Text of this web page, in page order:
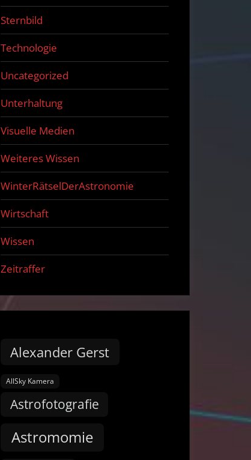
Sternbild
Technologie
Uncategorized
Unterhaltung
Visuelle Medien
Weiteres Wissen
WinterRätselDerAstronomie
Wirtschaft
Wissen
Zeitraffer
Alexander Gerst
AllSky Kamera
Astrofotografie
Astromomie